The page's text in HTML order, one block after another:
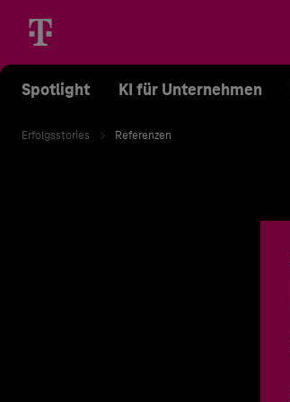
Spotlight KI für Unternehmen
Erfolgsstories Referenzen